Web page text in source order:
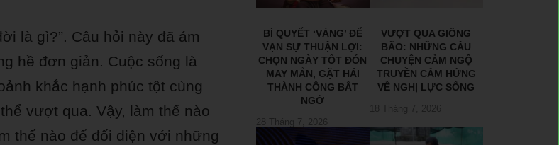
là gì?”. Câu hỏi này đã ám
hề đơn giản. Cuộc sống là
khắc hạnh phúc tột cùng
vượt qua. Vậy, làm thế nào
thế nào để đối diện với những
BÍ QUYẾT ‘VÀNG’ ĐỂ
VẠN SỰ THUẬN LỢI:
CHỌN NGÀY TỐT ĐÓN
MAY MẮN, GẶT HÁI
THÀNH CÔNG BẤT
NGỜ
28 Tháng 7, 2026
VƯỢT QUA GIÔNG
BÃO: NHỮNG CÂU
CHUYỆN CẢM NGỘ
TRUYỀN CẢM HỨNG
VỀ NGHỊ LỰC SỐNG
18 Tháng 7, 2026